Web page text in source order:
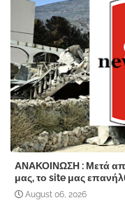
ΑΝΑΚΟΙΝΩΣΗ : Μετά
μας, το site μας
August 06, 2026